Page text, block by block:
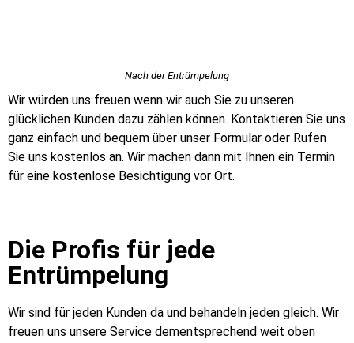
Nach der Entrümpelung
Wir würden uns freuen wenn wir auch Sie zu unseren
glücklichen Kunden dazu zählen können. Kontaktieren Sie uns
ganz einfach und bequem über unser Formular oder Rufen
Sie uns kostenlos an. Wir machen dann mit Ihnen ein Termin
für eine kostenlose Besichtigung vor Ort.
Die Profis für jede
Entrümpelung
Wir sind für jeden Kunden da und behandeln jeden gleich. Wir
freuen uns unsere Service dementsprechend weit oben